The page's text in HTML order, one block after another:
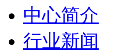
中心简介
行业新闻